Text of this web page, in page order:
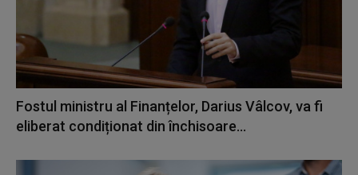
Fostul ministru al Finanțelor, Darius Vâlcov, va fi
eliberat condiționat din închisoare...